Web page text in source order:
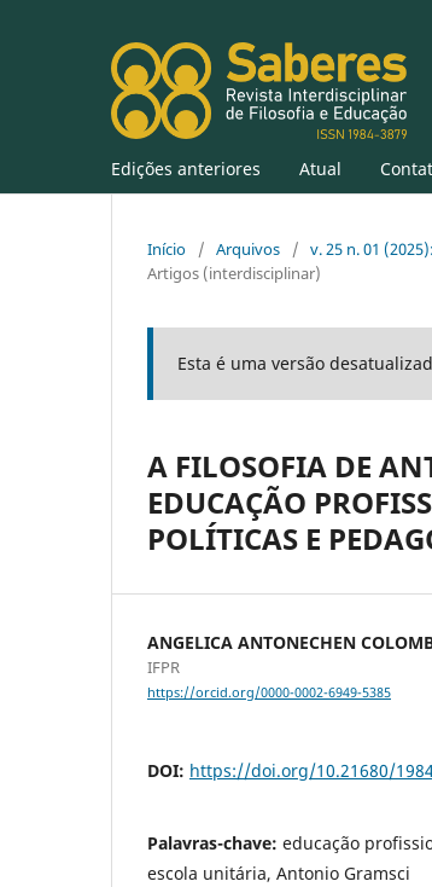
Edições anteriores Atual
Início / Arquivos / v. 25 n. 01
Artigos (interdisciplinar)
Esta é uma versão
A FILOSOFIA DE
EDUCAÇÃO
POLÍTICAS E
ANGELICA ANTONECHEN
IFPR
https://orcid.org/0000-0002-6949-5385
DOI: https://doi.org/10.21680/
Palavras-chave: educação
escola unitária, Antonio Gramsci